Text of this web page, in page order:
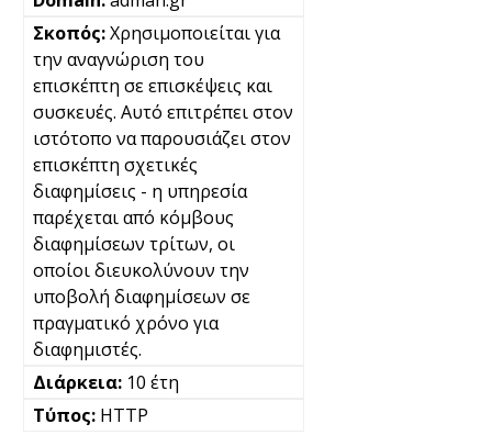
Χρησιμοποιείται για
την αναγνώριση του
επισκέπτη σε επισκέψεις και
συσκευές. Αυτό επιτρέπει στον
ιστότοπο να παρουσιάζει στον
επισκέπτη σχετικές
διαφημίσεις - η υπηρεσία
παρέχεται από κόμβους
διαφημίσεων τρίτων, οι
οποίοι διευκολύνουν την
υποβολή διαφημίσεων σε
πραγματικό χρόνο για
διαφημιστές.
10 έτη
HTTP